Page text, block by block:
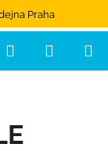
Praha
Hledat